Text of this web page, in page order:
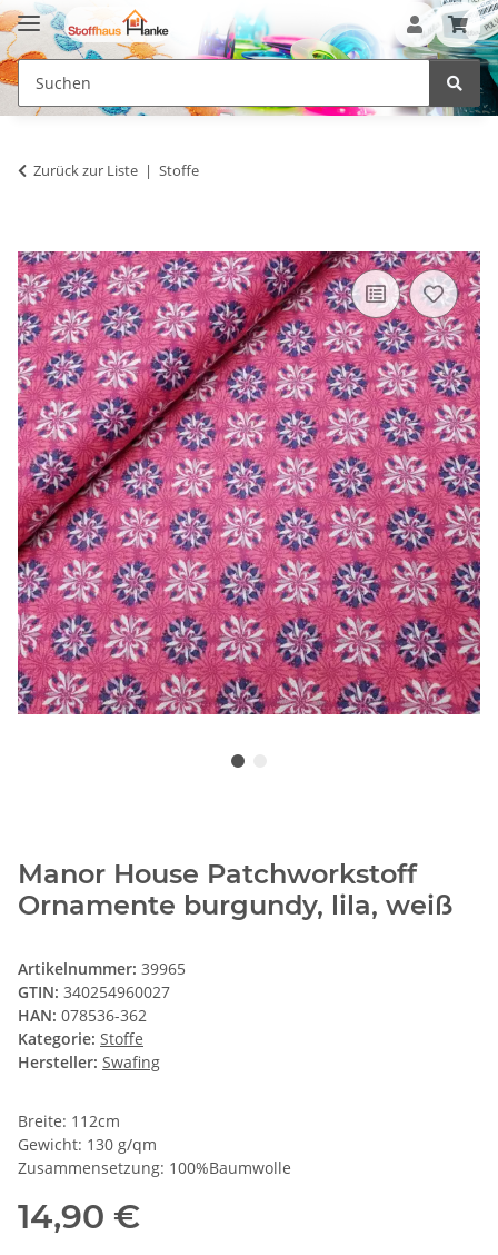
Zurück zur Liste Stoffe
Manor House Patchworkstoff
Ornamente burgundy, lila, weiß
Artikelnummer: 39965
GTIN: 340254960027
HAN: 078536-362
Kategorie: Stoffe
Hersteller: Swafing
Breite: 112cm
Gewicht: 130 g/qm
Zusammensetzung: 100%Baumwolle
14,90 €